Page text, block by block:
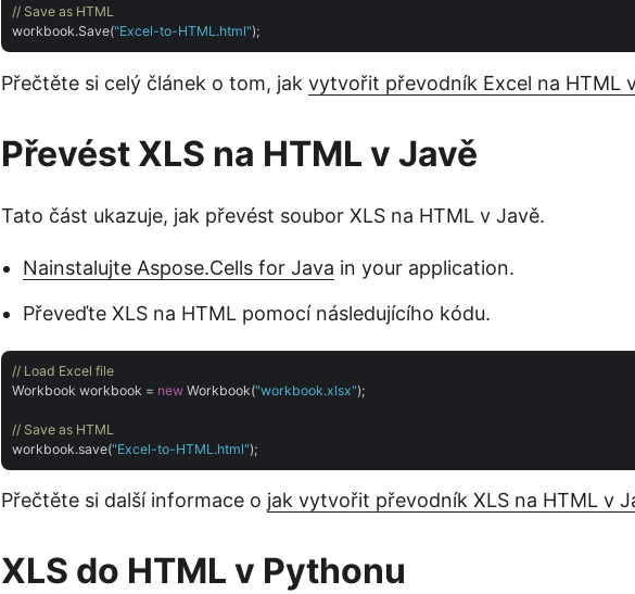
// Save as HTML
workbook.Save("Excel-to-HTML.html"
Přečtěte si celý článek o tom, jak vytvořit převodník Excel na HTML
Převést XLS na HTML v Javě
Tato část ukazuje, jak převést soubor XLS na HTML v Javě.
Nainstalujte Aspose.Cells for Java in your application.
Převeďte XLS na HTML pomocí následujícího kódu.
// Load Excel file
Workbook workbook = new Workbook("workbook.xlsx");
// Save as HTML
workbook.save("Excel-to-HTML.html"
Přečtěte si další informace o jak vytvořit převodník XLS na HTML v
XLS do HTML v Pythonu